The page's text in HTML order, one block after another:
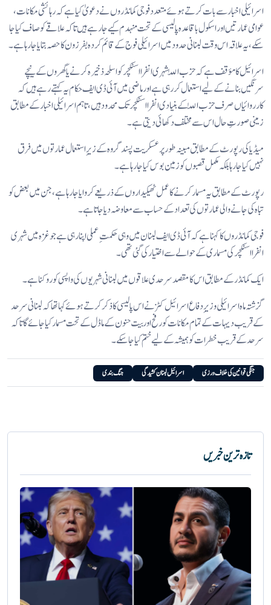
اسرائیلی اخبار سے بات کرتے ہوئے متعدد فوجی کمانڈروں نے دعویٰ کیا ہے کہ رہائشی مکانات،
عوامی عمارتیں اور اسکول باقاعدہ پالیسی کے تحت منہدم کیے جا رہے ہیں تاکہ علاقے کو صاف کیا جا
سکے، یہ علاقہ اس وقت لبنانی حدود میں اسرائیلی فوج کے قائم کردہ بفر زون کا حصہ بتایا جا رہا ہے۔
اسرائیل کا مؤقف ہے کہ حزب اللّٰہ شہری انفرااسٹکچر کو اسلحہ ذخیرہ کرنے یا گھروں کے نیچے
سرنگیں بنانے کے لیے استعمال کر رہی ہے اور ماضی میں آئی ڈی ایف حکام یہ کہتے رہے ہیں کہ
کارروائیاں صرف حزب اللّٰہ کے بنیادی انفرااسٹکچر تک محدود ہیں، تاہم اسرائیلی اخبار کے مطابق
زمینی صورتِ حال اس سے مختلف دکھائی دیتی ہے۔
میڈیا کی رپورٹ کے مطابق مبینہ طور پر عسکریت پسند گروہ کے زیرِ استعمال عمارتوں میں فرق
نہیں کیا جا رہا بلکہ مکمل قصبوں کو زمین بوس کیا جا رہا ہے۔
رپورٹ کے مطابق یہ مسمار کرنے کا عمل ٹھیکیداروں کے ذریعے کروایا جا رہا ہے، جن میں بعض کو
تباہ کی جانے والی عمارتوں کی تعداد کے حساب سے معاوضہ دیا جاتا ہے۔
فوجی کمانڈروں کا کہنا ہے کہ آئی ڈی ایف لبنان میں وہی حکمتِ عملی اپنا رہی ہے جو غزہ میں شہری
انفرااسٹکچر کی مسماری کے حوالے سے اختیار کی گئی تھی۔
ایک کمانڈر کے مطابق اس کا مقصد سرحدی علاقوں میں لبنانی شہریوں کی واپسی کو روکنا ہے۔
گزشتہ ماہ اسرائیلی وزیرِ دفاع اسرائیل کٹز نے اس پالیسی کا ذکر کرتے ہوئے کہا تھا کہ لبنانی سرحد
کے قریب دیہات کے تمام مکانات کو رفح اور بیت حنون کے ماڈل کے تحت مسمار کیا جائے گا تاکہ
سرحد کے قریب خطرات کو ہمیشہ کے لیے ختم کیا جا سکے۔
جنگی قوانین کی خلاف ورزی اسرائیل لبنان کشیدگی جنگ بندی
تازہ ترین خبریں